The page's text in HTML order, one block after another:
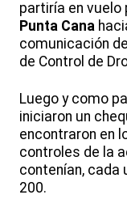
partiría en vuelo
Punta Cana
comunicación
de Control de
Luego y como
iniciaron un
encontraron en
controles de la
contenían, cada
200.